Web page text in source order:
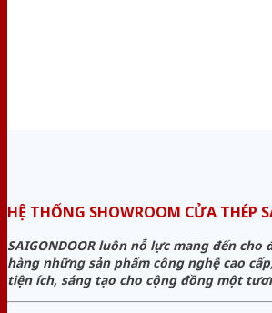
HỆ THỐNG SHOWROOM CỬA THÉP
SAIGONDOOR luôn nỗ lực mang đến cho
hàng những sản phẩm công nghệ cao
tiện ích, sáng tạo cho cộng đồng một